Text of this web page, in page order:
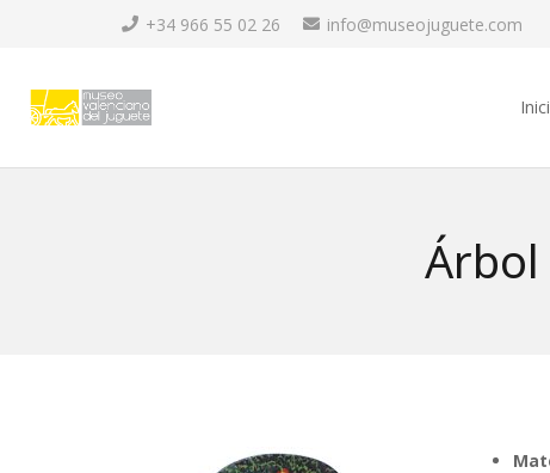
+34 966 55 02 26 info@museojuguete.com
Árbol